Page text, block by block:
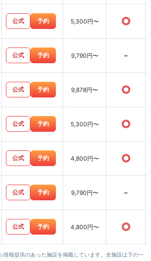
公式 予約 5,300円〜 ○
公式 予約 9,790円〜 -
公式 予約 9,878円〜 ○
公式 予約 5,300円〜 ○
公式 予約 4,800円〜 ○
公式 予約 9,790円〜 -
公式 予約 4,800円〜 ○
情報提供のあった施設を掲載しています。全施設は下の一